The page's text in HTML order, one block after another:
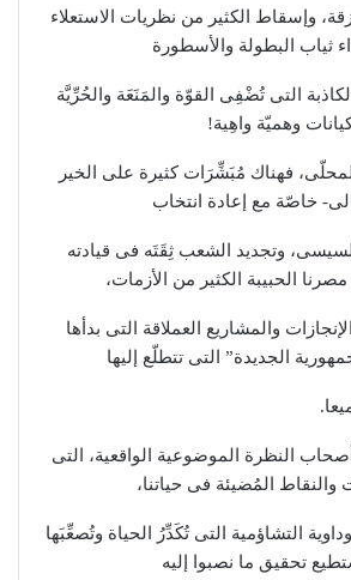
وإسقاط الكثير من نظريات الاستعلاء
ثياب البطولة والأسطورة
التى تُضْفِى القوّة والمَنَعَة والحُرِّيَّة
وهميّة واهِية!
فهناك مُبَشِّرَات كثيرة على الخير
خاصّة مع إعادة انتخاب
وتجديد الشعب ثِقَتَه فى قيادته
الحبيبة الكثير من الأزمات،
والمشاريع العملاقة التى بدأها
الجديدة” التى تتطلّع إليها
النظرة الموضوعية الواقعية، التى
المُضيئة فى حياتنا،
التشاؤمية التى تُكَدِّرُ الحياة وتُصعِّبَها
تحقيق ما نصبوا إليه